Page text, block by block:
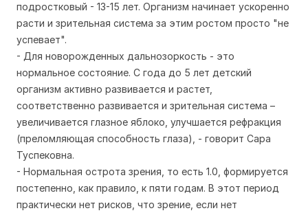
подростковый - 13-15 лет. Организм начинает ускоренно
расти и зрительная система за этим ростом просто "не
успевает".
- Для новорожденных дальнозоркость - это
нормальное состояние. С года до 5 лет детский
организм активно развивается и растет,
соответственно развивается и зрительная система –
увеличивается глазное яблоко, улучшается рефракция
(преломляющая способность глаза), - говорит Сара
Туспековна.
- Нормальная острота зрения, то есть 1.0, формируется
постепенно, как правило, к пяти годам. В этот период
практически нет рисков, что зрение, если нет